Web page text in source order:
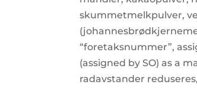
skummetmelkpulver,
“foretaksnummer”,
(assigned by SO) as a
radavstander